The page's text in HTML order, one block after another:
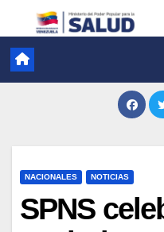
NACIONALES NOTICIAS
SPNS